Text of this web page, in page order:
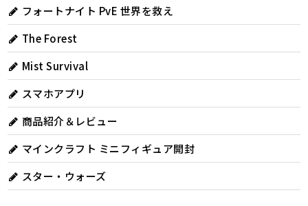
フォートナイト PvE 世界を救え
The Forest
Mist Survival
スマホアプリ
商品紹介＆レビュー
マインクラフト ミニフィギュア開封
スター・ウォーズ